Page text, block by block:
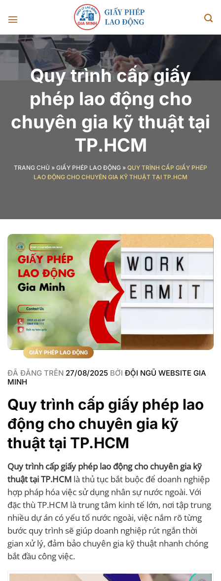
đến
nội
dung
Quy trình cấp giấy
phép lao động cho
chuyên gia kỹ thuật tại
TP.HCM
TRANG CHỦ » GIẤY PHÉP LAO ĐỘNG » QUY TRÌNH CẤP GIẤY PHÉP
LAO ĐỘNG CHO CHUYÊN GIA KỸ THUẬT TẠI TP.HCM
GIẤY PHÉP LAO ĐỘNG
ĐÃ ĐĂNG TRÊN 27/08/2025 BỞI ĐỘI NGŨ WEBSITE GIA
MINH
Quy trình cấp giấy phép lao
động cho chuyên gia kỹ
thuật tại TP.HCM
Quy trình cấp giấy phép lao động cho chuyên gia kỹ
thuật tại TP.HCM là thủ tục bắt buộc để doanh nghiệp
hợp pháp hóa việc sử dụng nhân sự nước ngoài. Với
đặc thù TP.HCM là trung tâm kinh tế lớn, nơi tập trung
nhiều dự án có yếu tố nước ngoài, việc nắm rõ từng
bước quy trình sẽ giúp doanh nghiệp rút ngắn thời
gian xử lý, đảm bảo chuyên gia kỹ thuật nhanh chóng
bắt đầu công việc.